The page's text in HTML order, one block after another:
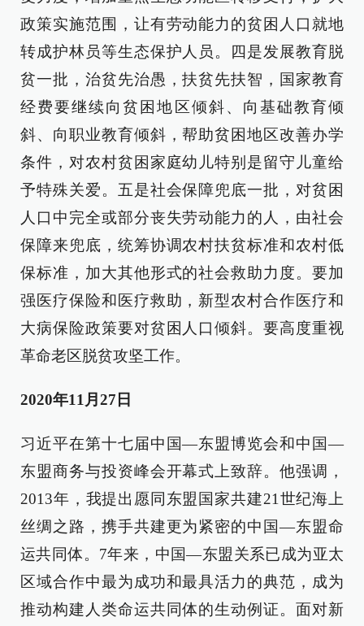
政策实施范围，让有劳动能力的贫困人口就地
转成护林员等生态保护人员。四是发展教育脱
贫一批，治贫先治愚，扶贫先扶智，国家教育
经费要继续向贫困地区倾斜、向基础教育倾
斜、向职业教育倾斜，帮助贫困地区改善办学
条件，对农村贫困家庭幼儿特别是留守儿童给
予特殊关爱。五是社会保障兜底一批，对贫困
人口中完全或部分丧失劳动能力的人，由社会
保障来兜底，统筹协调农村扶贫标准和农村低
保标准，加大其他形式的社会救助力度。要加
强医疗保险和医疗救助，新型农村合作医疗和
大病保险政策要对贫困人口倾斜。要高度重视
革命老区脱贫攻坚工作。
2020年11月27日
习近平在第十七届中国—东盟博览会和中国—
东盟商务与投资峰会开幕式上致辞。他强调，
2013年，我提出愿同东盟国家共建21世纪海上
丝绸之路，携手共建更为紧密的中国—东盟命
运共同体。7年来，中国—东盟关系已成为亚太
区域合作中最为成功和最具活力的典范，成为
推动构建人类命运共同体的生动例证。面对新